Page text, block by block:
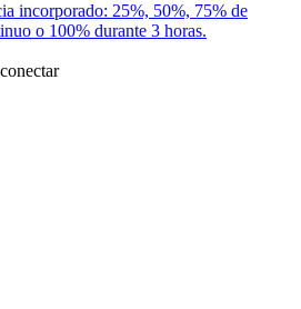
incorporado: 25%, 50%, 75% de
o 100% durante 3 horas.